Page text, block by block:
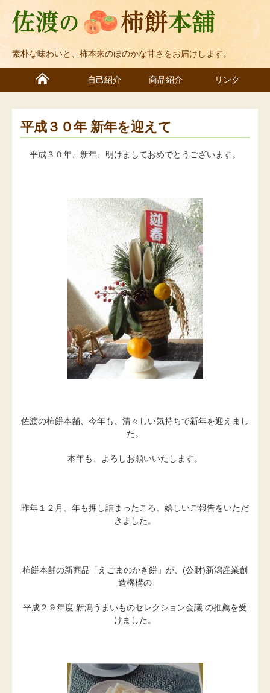
素朴な味わいと、柿本来のほのかな甘さをお届けします。
自己紹介 商品紹介 リンク
平成３０年 新年を迎えて
平成３０年、新年、明けましておめでとうございます。
佐渡の柿餅本舗、今年も、清々しい気持ちで新年を迎えまし
た。
本年も、よろしお願いいたします。
昨年１２月、年も押し詰まったころ、嬉しいご報告をいただ
きました。
柿餅本舗の新商品「えごまのかき餅」が、(公財)新潟産業創
造機構の
平成２９年度 新潟うまいものセレクション会議 の推薦を受
けました。